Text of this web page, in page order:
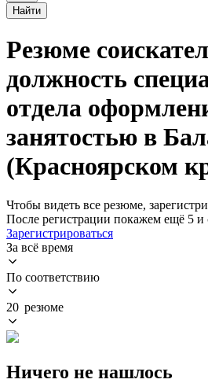
Найти
Резюме
должность
отдела
занятостью в
(Красноярском
Чтобы видеть все резюме,
После регистрации покажем ещё 5 и
Зарегистрироваться
За всё время
По соответствию
20 резюме
Ничего не нашлось